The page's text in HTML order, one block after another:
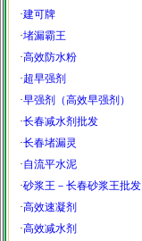
·建可牌
·堵漏霸王
·高效防水粉
·超早强剂
·早强剂（高效早强剂）
·长春减水剂批发
·长春堵漏灵
·自流平水泥
·砂浆王－长春砂浆王批发
·高效速凝剂
·高效减水剂